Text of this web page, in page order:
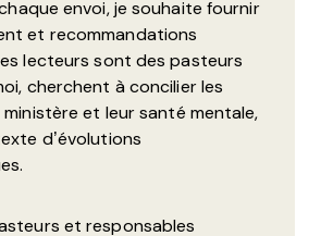
envoi, je souhaite fournir
et recommandations
lecteurs sont des pasteurs
cherchent à concilier les
ministère et leur santé mentale,
d’évolutions
et responsables